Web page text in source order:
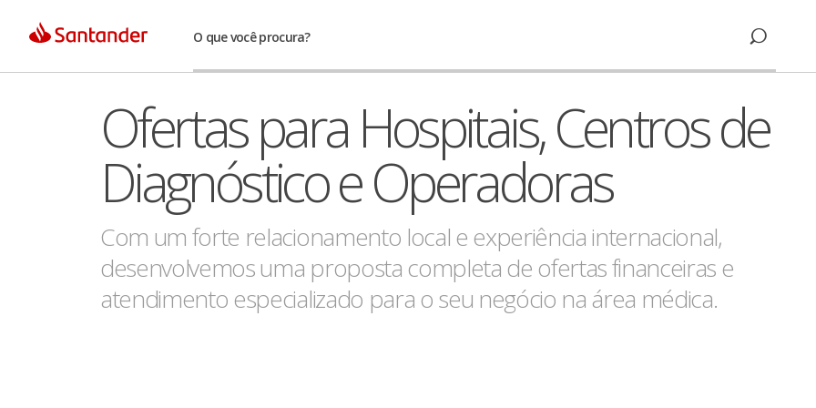
O que você procura?
Ofertas para Hospitais, Centros de
Diagnóstico e Operadoras
Com um forte relacionamento local e experiência internacional,
desenvolvemos uma proposta completa de ofertas financeiras e
atendimento especializado para o seu negócio na área médica.